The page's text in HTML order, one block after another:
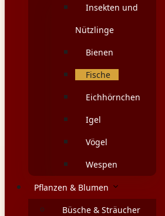
Insekten und
Nützlinge
Bienen
Fische
Eichhörnchen
Igel
Vögel
Wespen
Pflanzen & Blumen
Büsche & Sträucher